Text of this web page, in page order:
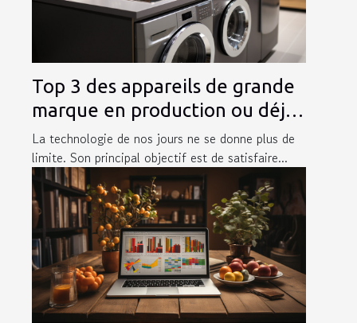
Top 3 des appareils de grande
marque en production ou déjà
publier
La technologie de nos jours ne se donne plus de
limite. Son principal objectif est de satisfaire...